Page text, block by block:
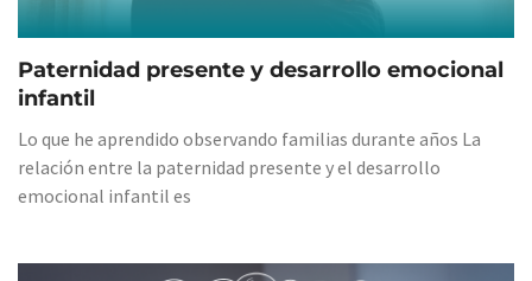
Paternidad presente y desarrollo emocional
infantil
Lo que he aprendido observando familias durante años La
relación entre la paternidad presente y el desarrollo
emocional infantil es